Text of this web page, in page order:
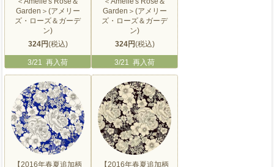
Garden＞(アメリー
ズ・ローズ＆ガーデ
ン)
324円(税込)
3/21 再入荷
Garden＞(アメリー
ズ・ローズ＆ガーデ
ン)
324円(税込)
3/21 再入荷
【2016年春夏追加柄
【2016年春夏追加柄